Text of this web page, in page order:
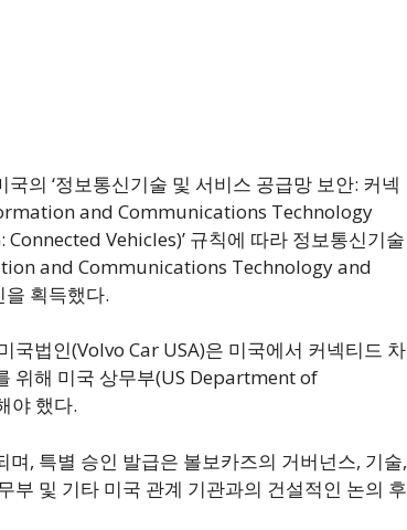
의 ‘정보통신기술 및 서비스 공급망 보안: 커넥
and Communications Technology
Vehicles)’ 규칙에 따라 정보통신기술
and Communications Technology and
획득했다.
국법인(Volvo Car USA)은 미국에서 커넥티드 차
위해 미국 상무부(US Department of
야 했다.
며, 특별 승인 발급은 볼보카즈의 거버넌스, 기술,
부 및 기타 미국 관계 기관과의 건설적인 논의 후